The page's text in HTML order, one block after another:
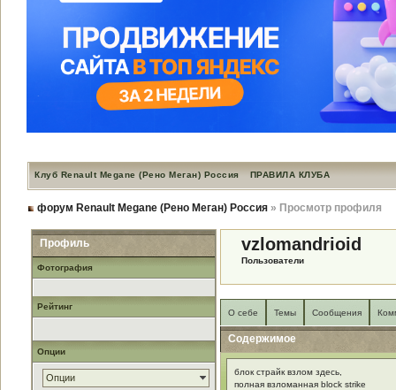
Клуб Renault Megane (Рено Меган) Россия ПРАВИЛА КЛУБА
форум Renault Megane (Рено Меган) Россия » Просмотр профиля
Профиль
Фотография
Рейтинг
Опции
Опции
vzlomandrioid
Пользователи
О себе Темы Сообщения
Содержимое
блок страйк взлом здесь,
полная взломанная block strike